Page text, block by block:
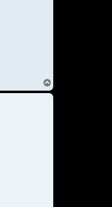
a
u